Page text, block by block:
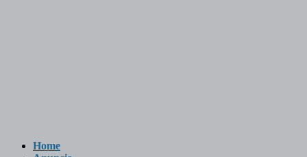
Home